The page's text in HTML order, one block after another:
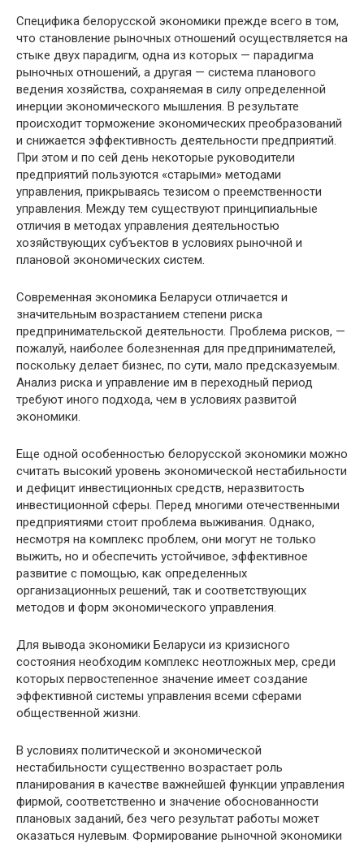
Специфика белорусской экономики прежде всего в том,
что становление рыночных отношений осуществляется на
стыке двух парадигм, одна из которых — парадигма
рыночных отношений, а другая — система планового
ведения хозяйства, сохраняемая в силу определенной
инерции экономического мышления. В результате
происходит торможение экономических преобразований
и снижается эффективность деятельности предприятий.
При этом и по сей день некоторые руководители
предприятий пользуются «старыми» методами
управления, прикрываясь тезисом о преемственности
управления. Между тем существуют принципиальные
отличия в методах управления деятельностью
хозяйствующих субъектов в условиях рыночной и
плановой экономических систем.
Современная экономика Беларуси отличается и
значительным возрастанием степени риска
предпринимательской деятельности. Проблема рисков, —
пожалуй, наиболее болезненная для предпринимателей,
поскольку делает бизнес, по сути, мало предсказуемым.
Анализ риска и управление им в переходный период
требуют иного подхода, чем в условиях развитой
экономики.
Еще одной особенностью белорусской экономики можно
считать высокий уровень экономической нестабильности
и дефицит инвестиционных средств, неразвитость
инвестиционной сферы. Перед многими отечественными
предприятиями стоит проблема выживания. Однако,
несмотря на комплекс проблем, они могут не только
выжить, но и обеспечить устойчивое, эффективное
развитие с помощью, как определенных
организационных решений, так и соответствующих
методов и форм экономического управления.
Для вывода экономики Беларуси из кризисного
состояния необходим комплекс неотложных мер, среди
которых первостепенное значение имеет создание
эффективной системы управления всеми сферами
общественной жизни.
В условиях политической и экономической
нестабильности существенно возрастает роль
планирования в качестве важнейшей функции управления
фирмой, соответственно и значение обоснованности
плановых заданий, без чего результат работы может
оказаться нулевым. Формирование рыночной экономики